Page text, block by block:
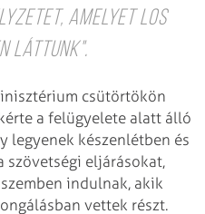
amelyet Los
láttunk".
csütörtökön
a felügyelete alatt álló
legyenek készenlétben és
szövetségi eljárásokat,
indulnak, akik
vettek részt.